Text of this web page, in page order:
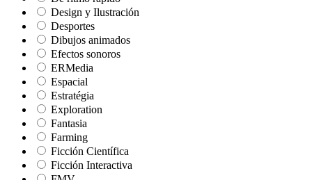
Design y Ilustración
Desportes
Dibujos animados
Efectos sonoros
ERMedia
Espacial
Estratégia
Exploration
Fantasia
Farming
Ficción Científica
Ficción Interactiva